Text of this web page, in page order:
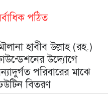
পঠিত
হাবীব উল্লাহ (রহ.)
উদ্যোগে
পরিবারের মাঝে
বিতরণ